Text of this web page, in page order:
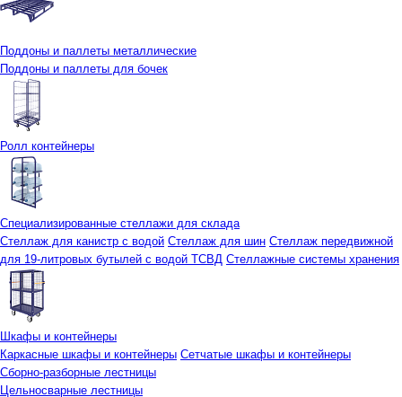
Поддоны и паллеты металлические
Поддоны и паллеты для бочек
Ролл контейнеры
Специализированные стеллажи для склада
Стеллаж для канистр с водой Стеллаж для шин Стеллаж передвижной
для 19-литровых бутылей с водой ТСВД Стеллажные системы хранения
Шкафы и контейнеры
Каркасные шкафы и контейнеры Сетчатые шкафы и контейнеры
Сборно-разборные лестницы
Цельносварные лестницы